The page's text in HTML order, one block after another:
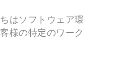
はソフトウェア環
様の特定のワーク